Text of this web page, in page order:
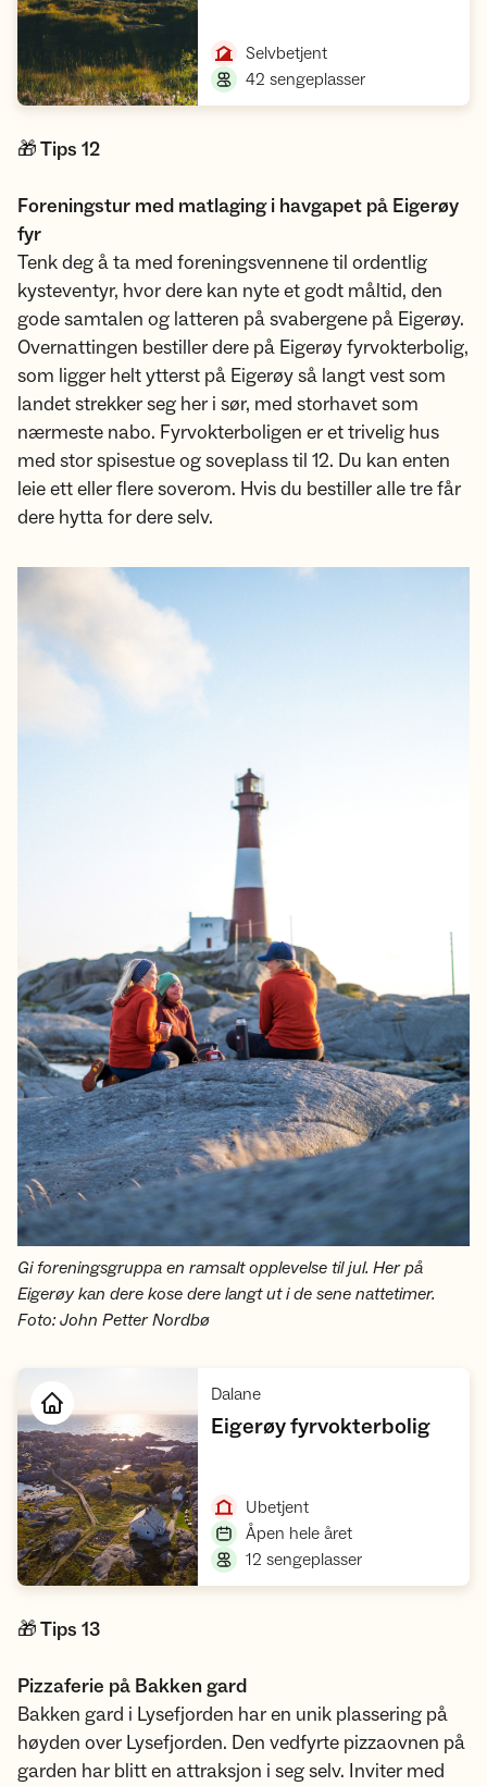
Selvbetjent,
42 sengeplasser,
🎁 Tips 12
Foreningstur med matlaging i havgapet på Eigerøy
fyr
Tenk deg å ta med foreningsvennene til ordentlig
kysteventyr, hvor dere kan nyte et godt måltid, den
gode samtalen og latteren på svabergene på Eigerøy.
Overnattingen bestiller dere på Eigerøy fyrvokterbolig,
som ligger helt ytterst på Eigerøy så langt vest som
landet strekker seg her i sør, med storhavet som
nærmeste nabo. Fyrvokterboligen er et trivelig hus
med stor spisestue og soveplass til 12. Du kan enten
leie ett eller flere soverom. Hvis du bestiller alle tre får
dere hytta for dere selv.
Gi foreningsgruppa en ramsalt opplevelse til jul. Her på
Eigerøy kan dere kose dere langt ut i de sene nattetimer.
Foto: John Petter Nordbø
Dalane,
Eigerøy fyrvokterbolig,
Ubetjent,
Åpen hele året,
12 sengeplasser,
🎁 Tips 13
Pizzaferie på Bakken gard
Bakken gard i Lysefjorden har en unik plassering på
høyden over Lysefjorden. Den vedfyrte pizzaovnen på
garden har blitt en attraksjon i seg selv. Inviter med